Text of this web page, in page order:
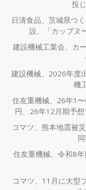
投
日清食品、茨城県つ
設、「カップヌ
建設機械工業会、カ
建設機械、2026年度
機
住友重機械、26年1
円、26年12月期予
コマツ、熊本地震被
住友重機械、令和8
コマツ、11月に大型